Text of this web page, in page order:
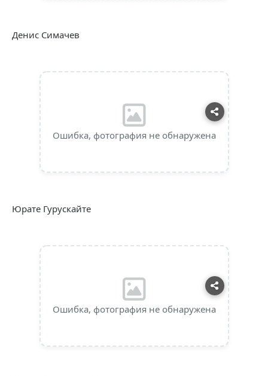
Денис Симачев
Ошибка, фотография не обнаружена
Юрате Гурускайте
Ошибка, фотография не обнаружена